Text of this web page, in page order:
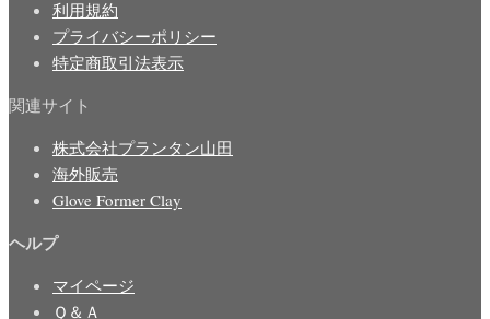
利用規約
プライバシーポリシー
特定商取引法表示
関連サイト
株式会社プランタン山田
海外販売
Glove Former Clay
ヘルプ
マイページ
Ｑ＆Ａ